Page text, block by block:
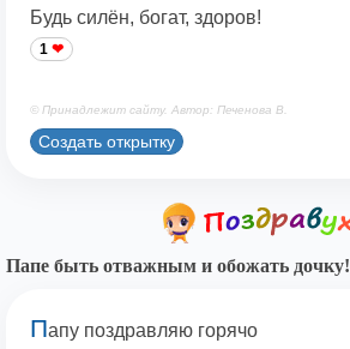
Будь силён, богат, здоров!
1
© Принадлежит сайту. Автор: Печенова В.
Создать открытку
Папе быть отважным и обожать дочку!
Папу поздравляю горячо